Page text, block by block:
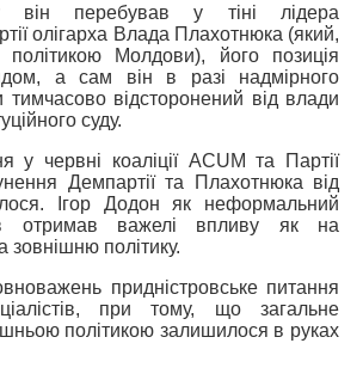
він перебував у тіні лідера
олігарха Влада Плахотнюка (який,
політикою Молдови), його позиція
а сам він в разі надмірного
тимчасово відсторонений від влади
суду.
у червні коаліції ACUM та Партії
Демпартії та Плахотнюка від
Ігор Додон як неформальний
отримав важелі впливу як на
зовнішню політику.
придністровське питання
при тому, що загальне
політикою залишилося в руках